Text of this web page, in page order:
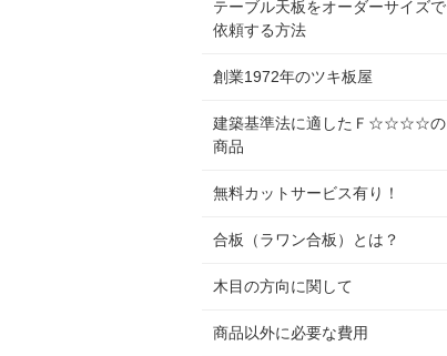
テーブル天板をオーダーサイズで
依頼する方法
創業1972年のツキ板屋
建築基準法に適したＦ☆☆☆☆の
商品
無料カットサービス有り！
合板（ラワン合板）とは？
木目の方向に関して
商品以外に必要な費用